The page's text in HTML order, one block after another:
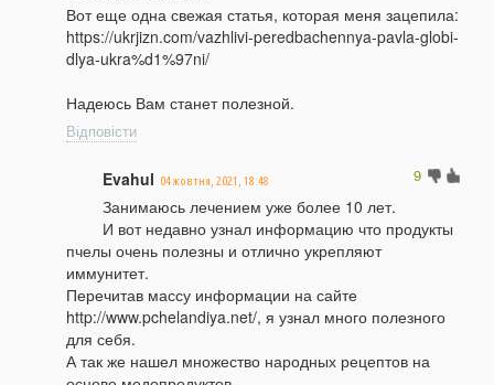
Вот еще одна свежая статья, которая меня зацепила:
https://ukrjizn.com/vazhlivi-peredbachennya-pavla-globi-
dlya-ukra%d1%97ni/
Надеюсь Вам станет полезной.
Відповісти
9
Evahul 04 жовтня, 2021, 18:48
Занимаюсь лечением уже более 10 лет.
И вот недавно узнал информацию что продукты
пчелы очень полезны и отлично укрепляют
иммунитет.
Перечитав массу информации на сайте
http://www.pchelandiya.net/, я узнал много полезного
для себя.
А так же нашел множество народных рецептов на